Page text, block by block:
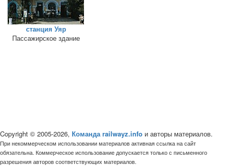
станция Уяр
Пассажирское здание
Copyright © 2005-2026, Команда railwayz.info и авторы материалов.
При некоммерческом использовании материалов активная ссылка на сайт
обязательна. Коммерческое использование допускается только с письменного
разрешения авторов соответствующих материалов.